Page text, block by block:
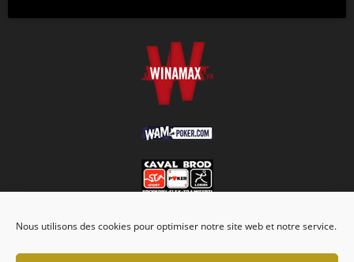
Nous utilisons des cookies pour optimiser notre site web et notre service.